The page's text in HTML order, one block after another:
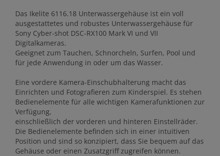
Das Ikelite 6116.18 Unterwassergehäuse ist ein voll
ausgestattetes und robustes Unterwassergehäuse für
Sony Cyber-shot DSC-RX100 Mark VI und VII
Digitalkameras.
Geeignet zum Tauchen, Schnorcheln, Surfen, Pool und
für jede Anwendung in oder um das Wasser.
Eine vordere Kamera-Einschubhalterung macht das
Einrichten und Fotografieren zum Kinderspiel. Es stehen
Bedienelemente für alle wichtigen Kamerafunktionen zur
Verfügung,
einschließlich der vorderen und hinteren Einstellräder.
Die Bedienelemente befinden sich in einer intuitiven
Position und sind so konzipiert, dass Sie bequem auf das
Gehäuse oder einen Zusatzgriff zugreifen können.